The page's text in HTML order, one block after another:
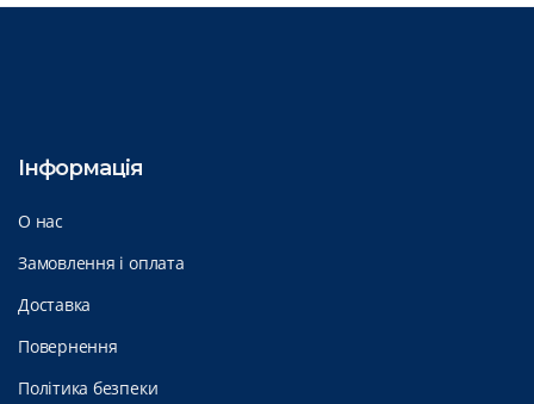
Інформація
О нас
Замовлення і оплата
Доставка
Повернення
Політика безпеки